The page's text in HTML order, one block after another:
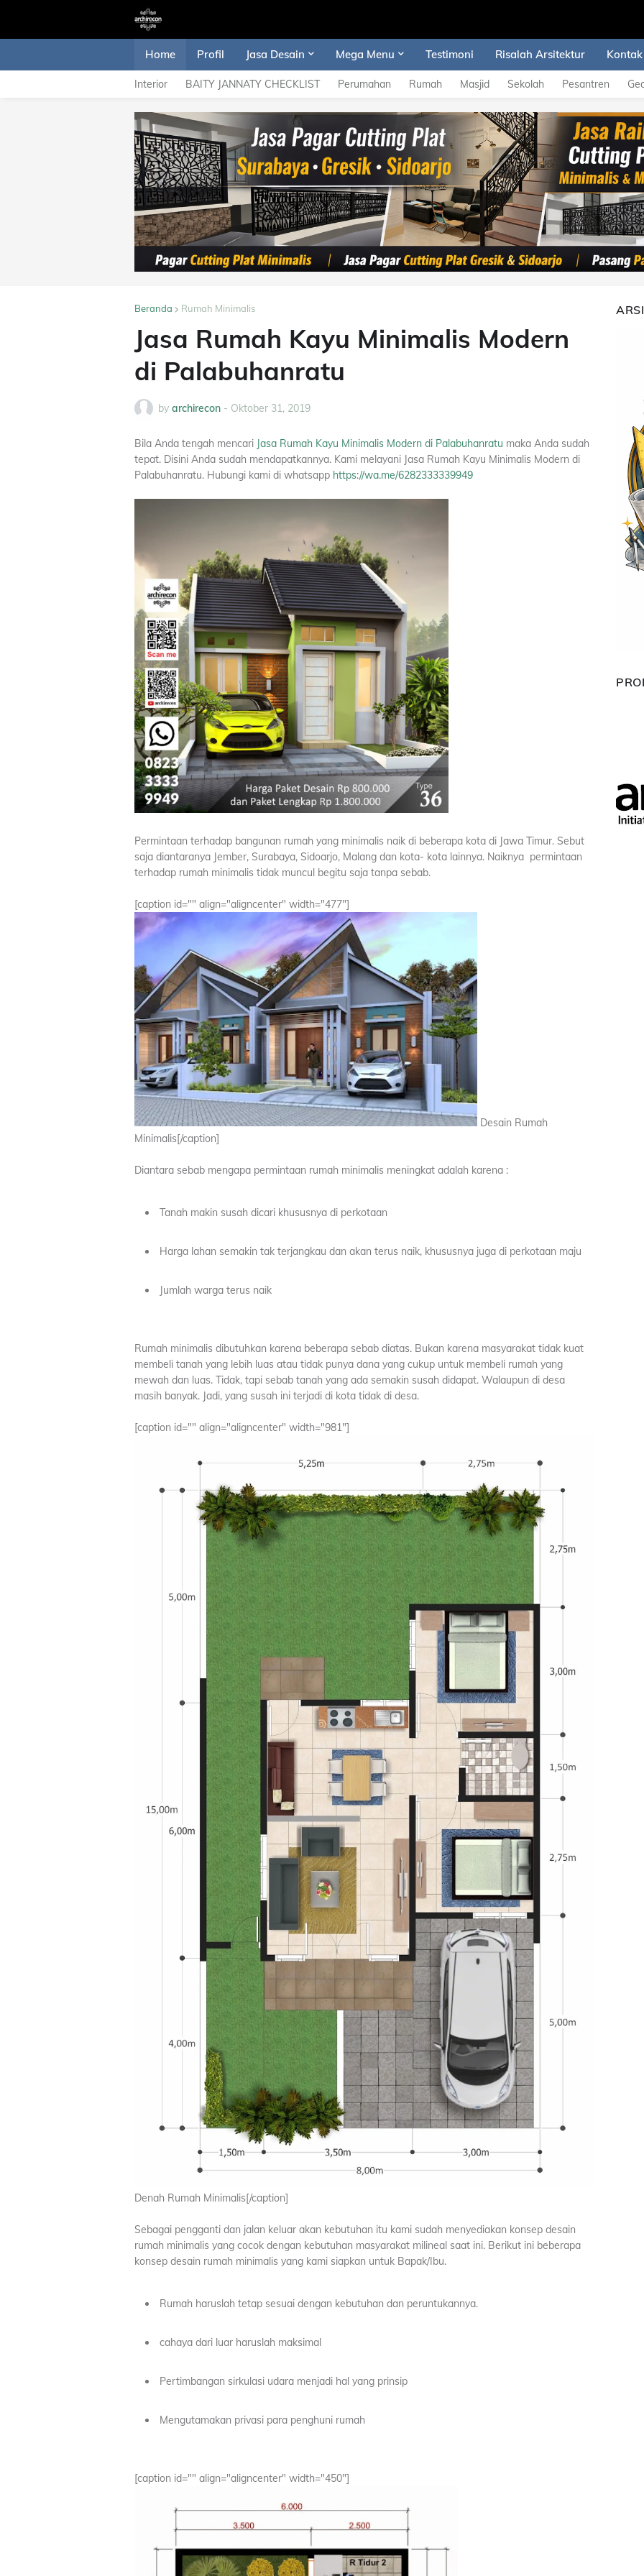
Home Profil Jasa Desain Mega Menu Testimoni Risalah Arsitektur
Interior BAITY JANNATY CHECKLIST Perumahan Rumah Masjid Sekolah Pesantren
Beranda Rumah Minimalis
Jasa Rumah Kayu Minimalis Modern
di Palabuhanratu
by archirecon - Oktober 31, 2019
Bila Anda tengah mencari Jasa Rumah Kayu Minimalis Modern di Palabuhanratu maka Anda sudah
tepat. Disini Anda sudah mendapatkannya. Kami melayani Jasa Rumah Kayu Minimalis Modern di
Palabuhanratu. Hubungi kami di whatsapp https://wa.me/6282333339949
Permintaan terhadap bangunan rumah yang minimalis naik di beberapa kota di Jawa Timur. Sebut
saja diantaranya Jember, Surabaya, Sidoarjo, Malang dan kota- kota lainnya. Naiknya permintaan
terhadap rumah minimalis tidak muncul begitu saja tanpa sebab.
[caption id="" align="aligncenter" width="477"]
Desain Rumah
Minimalis[/caption]
Diantara sebab mengapa permintaan rumah minimalis meningkat adalah karena :
Tanah makin susah dicari khususnya di perkotaan
Harga lahan semakin tak terjangkau dan akan terus naik, khususnya juga di perkotaan maju
Jumlah warga terus naik
Rumah minimalis dibutuhkan karena beberapa sebab diatas. Bukan karena masyarakat tidak kuat
membeli tanah yang lebih luas atau tidak punya dana yang cukup untuk membeli rumah yang
mewah dan luas. Tidak, tapi sebab tanah yang ada semakin susah didapat. Walaupun di desa
masih banyak. Jadi, yang susah ini terjadi di kota tidak di desa.
[caption id="" align="aligncenter" width="981"]
Denah Rumah Minimalis[/caption]
Sebagai pengganti dan jalan keluar akan kebutuhan itu kami sudah menyediakan konsep desain
rumah minimalis yang cocok dengan kebutuhan masyarakat milineal saat ini. Berikut ini beberapa
konsep desain rumah minimalis yang kami siapkan untuk Bapak/Ibu.
Rumah haruslah tetap sesuai dengan kebutuhan dan peruntukannya.
cahaya dari luar haruslah maksimal
Pertimbangan sirkulasi udara menjadi hal yang prinsip
Mengutamakan privasi para penghuni rumah
[caption id="" align="aligncenter" width="450"]